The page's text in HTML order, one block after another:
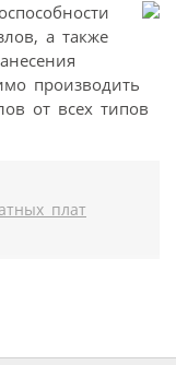
а также
производить
от всех типов
плат